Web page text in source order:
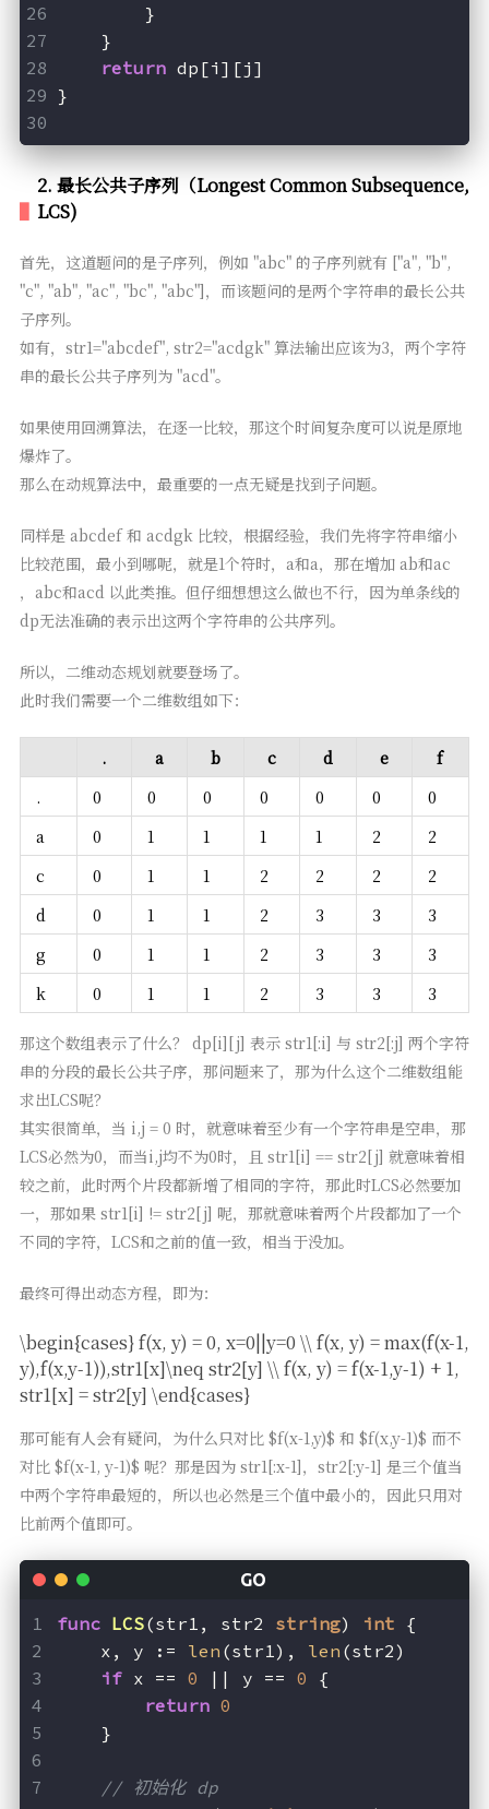
        }
    }
return dp[i][j]
}
2. 最长公共子序列（Longest Common Subsequence,
LCS)
首先，这道题问的是子序列，例如 "abc" 的子序列就有 ["a", "b",
"c", "ab", "ac", "bc", "abc"]，而该题问的是两个字符串的最长公共
子序列。
如有，str1="abcdef", str2="acdgk" 算法输出应该为3，两个字符
串的最长公共子序列为 "acd"。
如果使用回溯算法，在逐一比较，那这个时间复杂度可以说是原地
爆炸了。
那么在动规算法中，最重要的一点无疑是找到子问题。
同样是 abcdef 和 acdgk 比较，根据经验，我们先将字符串缩小
比较范围，最小到哪呢，就是1个符时，a和a，那在增加 ab和ac
，abc和acd 以此类推。但仔细想想这么做也不行，因为单条线的
dp无法准确的表示出这两个字符串的公共序列。
所以，二维动态规划就要登场了。
此时我们需要一个二维数组如下：
. a b c d e
f
.
0 0 0 0 0 0
0
a
0 1 1 1 1 2
2
c
0 1 1 2 2 2
2
d
0 1 1 2 3 3
3
g
0 1 1 2 3 3
3
k
0 1 1 2 3 3 3
那这个数组表示了什么？ dp[i][j] 表示 str1[:i] 与 str2[:j] 两个字符
串的分段的最长公共子序，那问题来了，那为什么这个二维数组能
求出LCS呢？
其实很简单，当 i,j = 0 时，就意味着至少有一个字符串是空串，那
LCS必然为0，而当i,j均不为0时，且 str1[i] == str2[j] 就意味着相
较之前，此时两个片段都新增了相同的字符，那此时LCS必然要加
一，那如果 str1[i] != str2[j] 呢，那就意味着两个片段都加了一个
不同的字符，LCS和之前的值一致，相当于没加。
最终可得出动态方程，即为：
\begin{cases} f(x, y) = 0, x=0||y=0 \\ f(x, y) = max(f(x-1,
y),f(x,y-1)),str1[x]\neq str2[y] \\ f(x, y) = f(x-1,y-1) + 1,
str1[x] = str2[y] \end{cases}
那可能有人会有疑问，为什么只对比 $f(x-1,y)$ 和 $f(x,y-1)$ 而不
对比 $f(x-1, y-1)$ 呢？那是因为 str1[:x-1]，str2[:y-1] 是三个值当
中两个字符串最短的，所以也必然是三个值中最小的，因此只用对
比前两个值即可。
func LCS(str1, str2 string) int {
    x, y :=
len (str1), len (str2)
if x == 0 || y == 0 {
return 0
    }
// 初始化 dp